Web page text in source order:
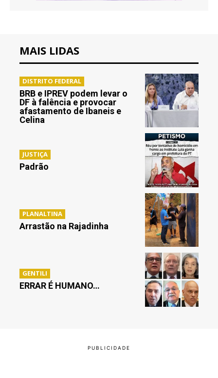
MAIS LIDAS
DISTRITO FEDERAL
BRB e IPREV podem levar o
DF à falência e provocar
afastamento de Ibaneis e
Celina
JUSTIÇA
Padrão
PLANALTINA
Arrastão na Rajadinha
GENTILI
ERRAR É HUMANO…